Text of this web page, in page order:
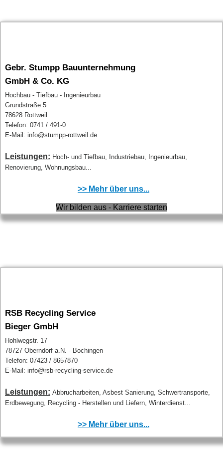
Gebr. Stumpp Bauunternehmung
GmbH & Co. KG
Hochbau - Tiefbau - Ingenieurbau
Grundstraße 5
78628 Rottweil
Telefon: 0741 / 491-0
E-Mail: info@stumpp-rottweil.de
Leistungen: Hoch- und Tiefbau, Industriebau, Ingenieurbau,
Renovierung, Wohnungsbau...
>> Mehr über uns...
Wir bilden aus - Karriere starten
RSB Recycling Service
Bieger GmbH
Hohlwegstr. 17
78727 Oberndorf a.N. - Bochingen
Telefon: 07423 / 8657870
E-Mail: info@rsb-recycling-service.de
Leistungen: Abbrucharbeiten, Asbest Sanierung, Schwertransporte,
Erdbewegung, Recycling - Herstellen und Liefern, Winterdienst...
>> Mehr über uns...